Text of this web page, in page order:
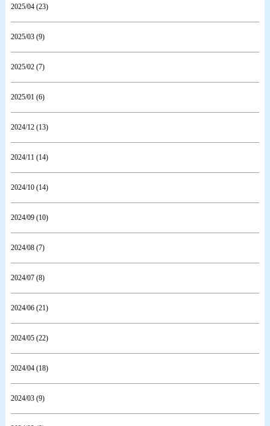
2025/04 (23)
2025/03 (9)
2025/02 (7)
2025/01 (6)
2024/12 (13)
2024/11 (14)
2024/10 (14)
2024/09 (10)
2024/08 (7)
2024/07 (8)
2024/06 (21)
2024/05 (22)
2024/04 (18)
2024/03 (9)